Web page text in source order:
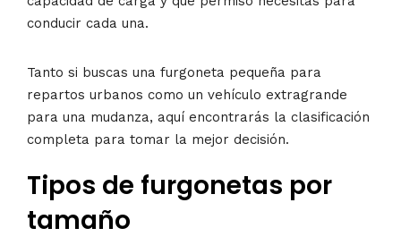
conducir cada una.
Tanto si buscas una furgoneta pequeña para
repartos urbanos como un vehículo extragrande
para una mudanza, aquí encontrarás la clasificación
completa para tomar la mejor decisión.
Tipos de furgonetas por
tamaño